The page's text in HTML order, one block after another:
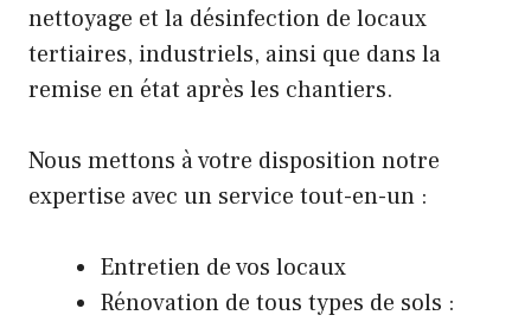
nettoyage et la désinfection de locaux
tertiaires, industriels, ainsi que dans la
remise en état après les chantiers.
Nous mettons à votre disposition notre
expertise avec un service tout-en-un :
Entretien de vos locaux
Rénovation de tous types de sols :